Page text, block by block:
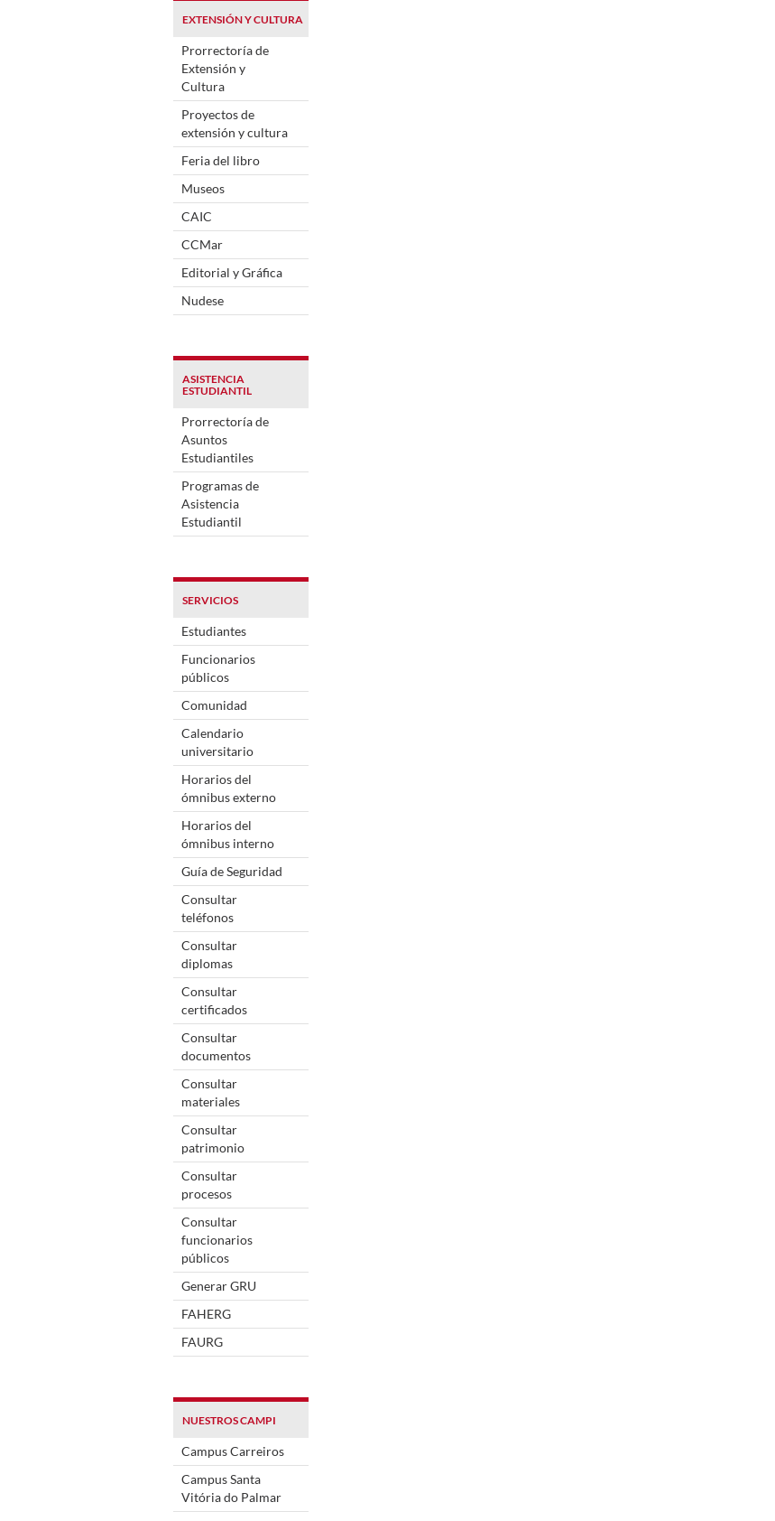
EXTENSIÓN Y CULTURA
Prorrectoría de
Extensión y
Cultura
Proyectos de
extensión y cultura
Feria del libro
Museos
CAIC
CCMar
Editorial y Gráfica
Nudese
ASISTENCIA
ESTUDIANTIL
Prorrectoría de
Asuntos
Estudiantiles
Programas de
Asistencia
Estudiantil
SERVICIOS
Estudiantes
Funcionarios
públicos
Comunidad
Calendario
universitario
Horarios del
ómnibus externo
Horarios del
ómnibus interno
Guía de Seguridad
Consultar
teléfonos
Consultar
diplomas
Consultar
certificados
Consultar
documentos
Consultar
materiales
Consultar
patrimonio
Consultar
procesos
Consultar
funcionarios
públicos
Generar GRU
FAHERG
FAURG
NUESTROS CAMPI
Campus Carreiros
Campus Santa
Vitória do Palmar